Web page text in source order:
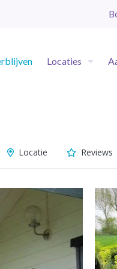
Locaties
Locatie Reviews